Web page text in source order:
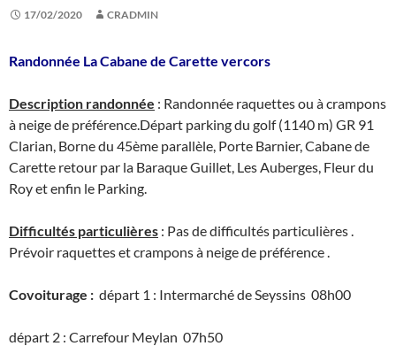
17/02/2020 CRADMIN
Randonnée La Cabane de Carette vercors
Description randonnée : Randonnée raquettes ou à crampons
à neige de préférence.Départ parking du golf (1140 m) GR 91
Clarian, Borne du 45ème parallèle, Porte Barnier, Cabane de
Carette retour par la Baraque Guillet, Les Auberges, Fleur du
Roy et enfin le Parking.
Difficultés particulières : Pas de difficultés particulières .
Prévoir raquettes et crampons à neige de préférence .
Covoiturage : départ 1 : Intermarché de Seyssins 08h00
départ 2 : Carrefour Meylan 07h50